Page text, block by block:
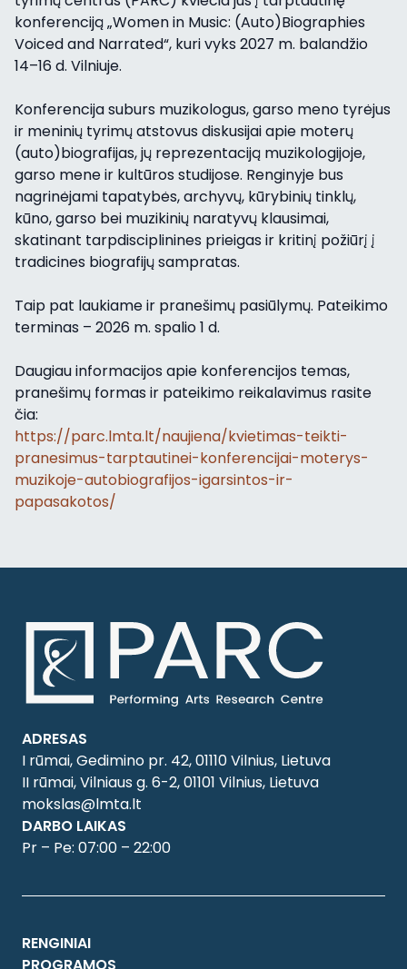
konferenciją „Women in Music: (Auto)Biographies
Voiced and Narrated“, kuri vyks 2027 m. balandžio
14–16 d. Vilniuje.
Konferencija suburs muzikologus, garso meno tyrėjus
ir meninių tyrimų atstovus diskusijai apie moterų
(auto)biografijas, jų reprezentaciją muzikologijoje,
garso mene ir kultūros studijose. Renginyje bus
nagrinėjami tapatybės, archyvų, kūrybinių tinklų,
kūno, garso bei muzikinių naratyvų klausimai,
skatinant tarpdisciplinines prieigas ir kritinį požiūrį į
tradicines biografijų sampratas.
Taip pat laukiame ir pranešimų pasiūlymų. Pateikimo
terminas – 2026 m. spalio 1 d.
Daugiau informacijos apie konferencijos temas,
pranešimų formas ir pateikimo reikalavimus rasite
čia:
https://parc.lmta.lt/naujiena/kvietimas-teikti-
pranesimus-tarptautinei-konferencijai-moterys-
muzikoje-autobiografijos-igarsintos-ir-
papasakotos/
ADRESAS
I rūmai, Gedimino pr. 42, 01110 Vilnius, Lietuva
II rūmai, Vilniaus g. 6-2, 01101 Vilnius, Lietuva
mokslas@lmta.lt
DARBO LAIKAS
Pr – Pe: 07:00 – 22:00
RENGINIAI
PROGRAMOS